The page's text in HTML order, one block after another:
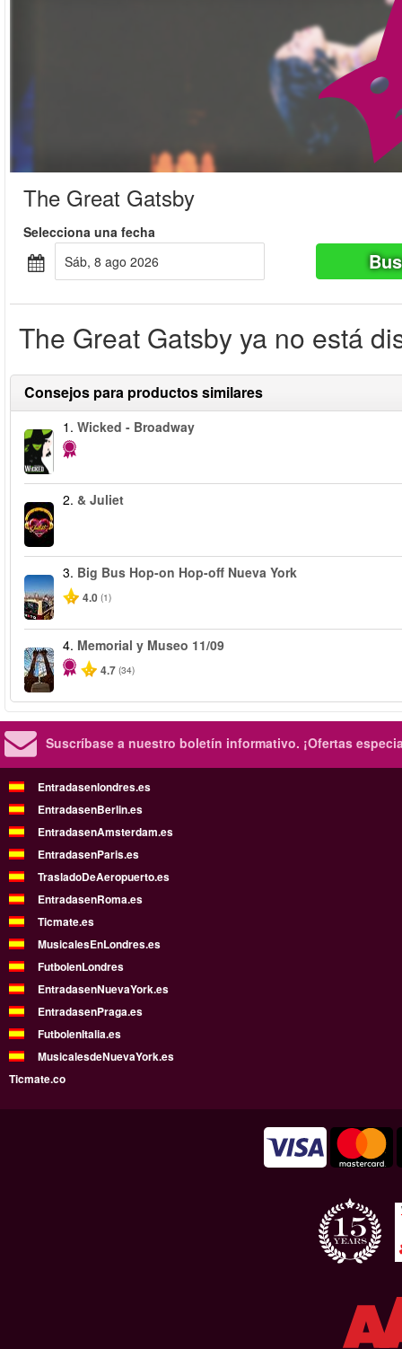
The Great Gatsby
Selecciona una fecha
sáb, 8 ago 2026
The Great Gatsby ya no está
Consejos para productos similares
1. Wicked - Broadway
2. & Juliet
3. Big Bus Hop-on Hop-off Nueva York
4.0 (1)
4. Memorial y Museo 11/09
4.7 (34)
Suscríbase a nuestro boletín informativo. ¡Ofertas
Entradasenlondres.es
EntradasenBerlin.es
EntradasenAmsterdam.es
EntradasenParis.es
TrasladoDeAeropuerto.es
EntradasenRoma.es
Ticmate.es
MusicalesEnLondres.es
FutbolenLondres
EntradasenNuevaYork.es
EntradasenPraga.es
FutbolenItalia.es
MusicalesdeNuevaYork.es
Ticmate.co